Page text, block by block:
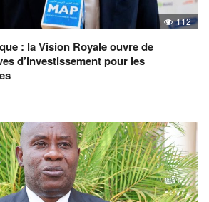
112
: la Vision Royale ouvre de
d’investissement pour les